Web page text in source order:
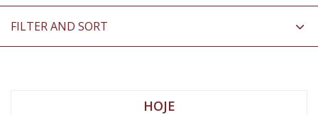
FILTER AND SORT
HOJE